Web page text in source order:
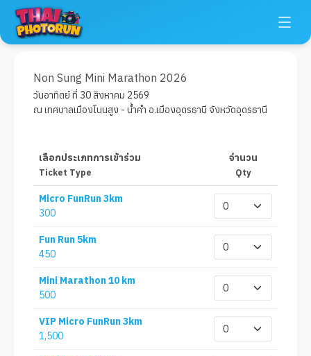
Non Sung Mini Marathon 2026
วันอาทิตย์ ที่ 30 สิงหาคม 2569
ณ เทศบาลเมืองโนนสูง - น้ำคำ อ.เมืองอุดรธานี จังหวัดอุดรธานี
เลือกประเภทการเข้าร่วม
Ticket Type
จำนวน
Qty
Micro FunRun 3km
300
Fun Run 5km
450
Mini Marathon 10 km
500
VIP Micro FunRun 3km
1,500